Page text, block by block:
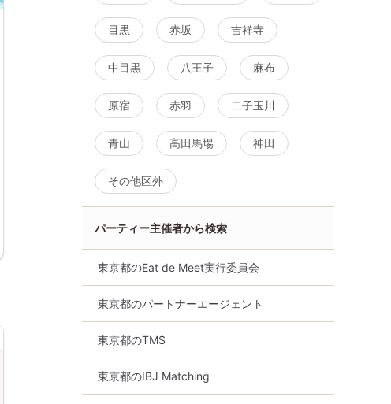
目黒 赤坂 吉祥寺
中目黒 八王子 麻布
原宿 赤羽 二子玉川
青山 高田馬場 神田
その他区外
パーティー主催者から検索
東京都のEat de Meet実行委員会
東京都のパートナーエージェント
東京都のTMS
東京都のIBJ Matching